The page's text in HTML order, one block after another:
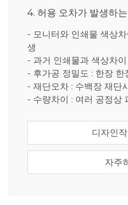
4. 허용 오차가 발생하
- 모니터와 인쇄물 색상
생
- 과거 인쇄물과 색상차
- 후가공 정밀도 : 한장
- 재단오차 : 수백장 재단
- 수량차이 : 여러 공정상
디자인
자주